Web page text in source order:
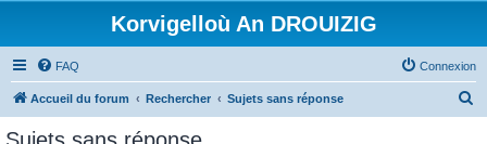
Korvigelloù An DROUIZIG
FAQ Connexion
Accueil du forum Rechercher Sujets sans réponse